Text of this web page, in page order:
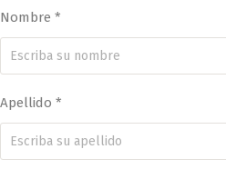
Nombre *
Apellido *